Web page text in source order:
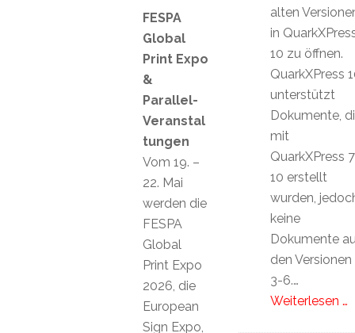
alten
in
10 zu öffnen.
QuarkXPress
unterstützt
Dokumente,
mit
QuarkXPress
10 erstellt
wurden,
keine
Dokumente
den Versionen
3-6.…
Weiterlesen …
FESPA
Global
Print Expo
&
Parallel-
Veranstal
tungen
Vom 19. –
22. Mai
werden die
FESPA
Global
Print Expo
2026, die
European
Sign Expo,